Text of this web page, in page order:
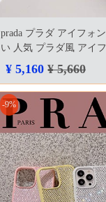
prada プラダ アイフォ
い 人気 プラダ風 アイ
ス プラダ風 可愛い ア
ス アイフォーン 15pro
prada アイフォーン
ル風
¥ 5,160 ¥ 5,660
-9%